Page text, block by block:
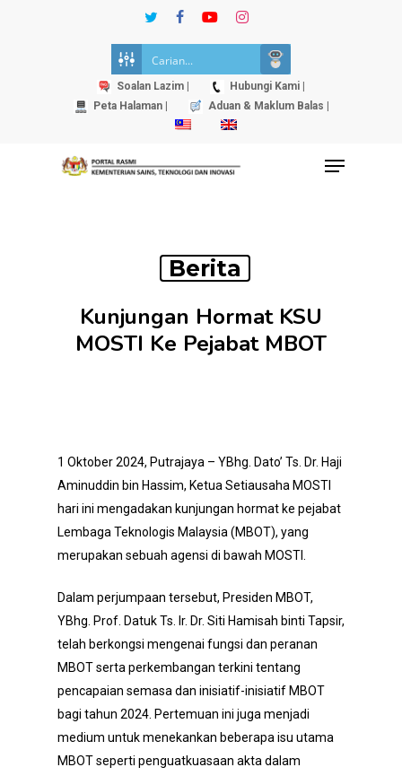
twitterfacebookyoutubeinstagram
Soalan Lazim |
Hubungi Kami |
Peta Halaman |
Aduan & Maklum Balas |
Menu
Berita
Kunjungan Hormat KSU
MOSTI Ke Pejabat MBOT
1 Oktober 2024, Putrajaya – YBhg. Dato’ Ts. Dr. Haji
Aminuddin bin Hassim, Ketua Setiausaha MOSTI
hari ini mengadakan kunjungan hormat ke pejabat
Lembaga Teknologis Malaysia (MBOT), yang
merupakan sebuah agensi di bawah MOSTI.
Dalam perjumpaan tersebut, Presiden MBOT,
YBhg. Prof. Datuk Ts. Ir. Dr. Siti Hamisah binti Tapsir,
telah berkongsi mengenai fungsi dan peranan
MBOT serta perkembangan terkini tentang
pencapaian semasa dan inisiatif-inisiatif MBOT
bagi tahun 2024. Pertemuan ini juga menjadi
medium untuk menekankan beberapa isu utama
MBOT seperti penguatkuasaan akta dalam